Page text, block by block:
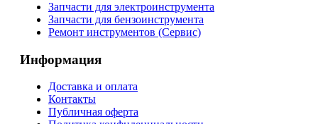
Запчасти для электроинструмента
Запчасти для бензоинструмента
Ремонт инструментов (Сервис)
Информация
Доставка и оплата
Контакты
Публичная оферта